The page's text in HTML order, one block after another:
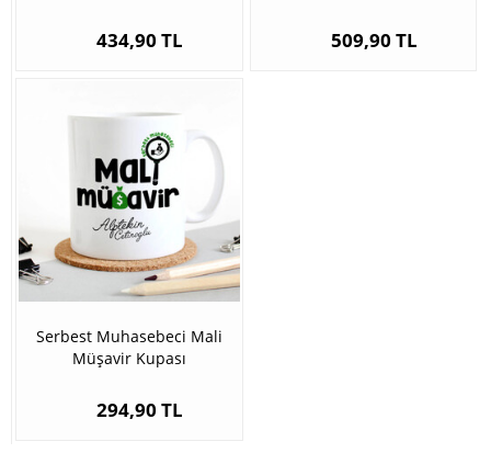
434,90 TL 509,90 TL
Serbest Muhasebeci Mali
Müşavir Kupası
294,90 TL